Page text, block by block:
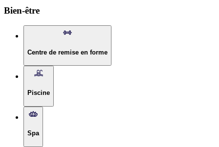
Bien-être
Centre de remise en forme
Piscine
Spa